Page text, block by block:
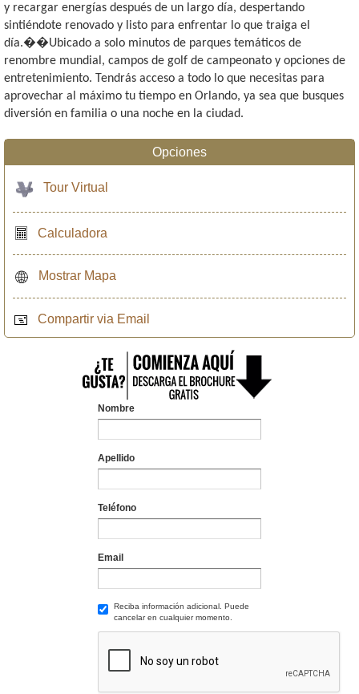
y recargar energías después de un largo día, despertando
sintiéndote renovado y listo para enfrentar lo que traiga el
día.��Ubicado a solo minutos de parques temáticos de
renombre mundial, campos de golf de campeonato y opciones de
entretenimiento. Tendrás acceso a todo lo que necesitas para
aprovechar al máximo tu tiempo en Orlando, ya sea que busques
diversión en familia o una noche en la ciudad.
Opciones
Tour Virtual
Calculadora
Mostrar Mapa
Compartir via Email
Nombre
Apellido
Teléfono
Email
Reciba información adicional. Puede
cancelar en cualquier momento.